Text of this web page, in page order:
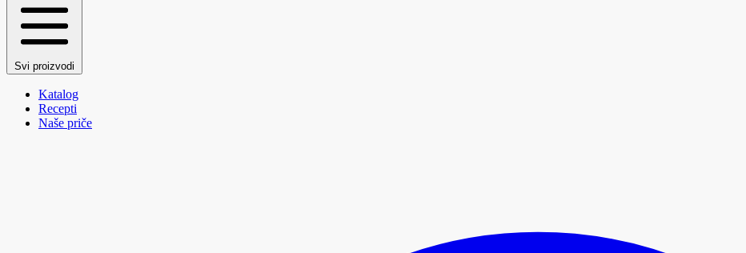
Svi proizvodi
Katalog
Recepti
Naše priče